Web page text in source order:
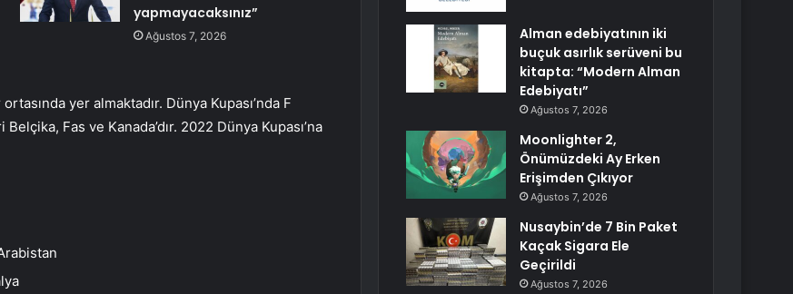
yapmayacaksınız”
Ağustos 7, 2026
yer almaktadır. Dünya Kupası’nda F
Fas ve Kanada’dır. 2022 Dünya Kupası’na
Alman edebiyatının iki
buçuk asırlık serüveni bu
kitapta: “Modern Alman
Edebiyatı”
Ağustos 7, 2026
Moonlighter 2,
Önümüzdeki Ay Erken
Erişimden Çıkıyor
Ağustos 7, 2026
Nusaybin’de 7 Bin Paket
Kaçak Sigara Ele
Geçirildi
Ağustos 7, 2026